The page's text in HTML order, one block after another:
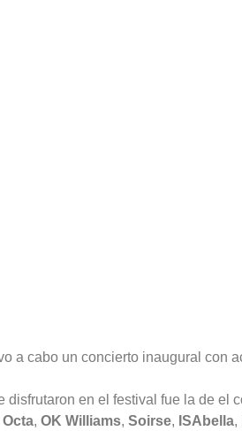
a cabo un concierto inaugural con
disfrutaron en el festival fue la de el
, OK Williams, Soirse, ISAbella,